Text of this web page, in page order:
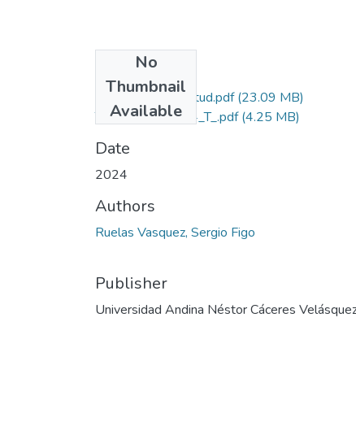
No
Thumbnail
Available
Grado de Similitud.pdf(23.09 MB)
T036_71449264_T_.pdf(4.25 MB)
Date
2024
Authors
Ruelas Vasquez, Sergio Figo
Publisher
Universidad Andina Néstor Cáceres